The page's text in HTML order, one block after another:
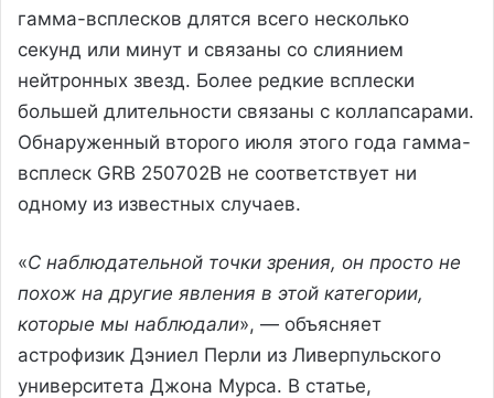
гамма-всплесков длятся всего несколько
секунд или минут и связаны со слиянием
нейтронных звезд. Более редкие всплески
большей длительности связаны с коллапсарами.
Обнаруженный второго июля этого года гамма-
всплеск GRB 250702B не соответствует ни
одному из известных случаев.
«С наблюдательной точки зрения, он просто не
похож на другие явления в этой категории,
которые мы наблюдали», — объясняет
астрофизик Дэниел Перли из Ливерпульского
университета Джона Мурса. В статье,